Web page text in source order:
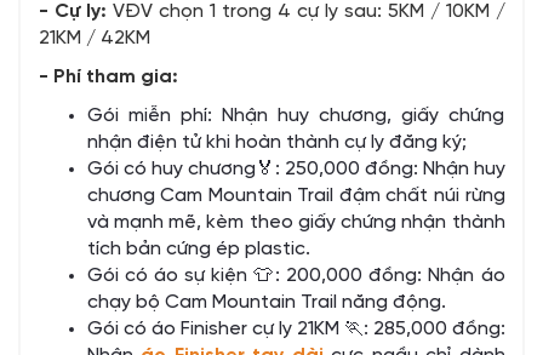
- Cự ly: VĐV chọn 1 trong 4 cự ly sau: 5KM / 10KM /
21KM / 42KM
- Phí tham gia:
Gói miễn phí: Nhận huy chương, giấy chứng
nhận điện tử khi hoàn thành cự ly đăng ký;
Gói có huy chương🏅: 250,000 đồng: Nhận huy
chương Cam Mountain Trail đậm chất núi rừng
và mạnh mẽ, kèm theo giấy chứng nhận thành
tích bản cứng ép plastic.
Gói có áo sự kiện 👕: 200,000 đồng: Nhận áo
chạy bộ Cam Mountain Trail năng động.
Gói có áo Finisher cự ly 21KM 🏃: 285,000 đồng: